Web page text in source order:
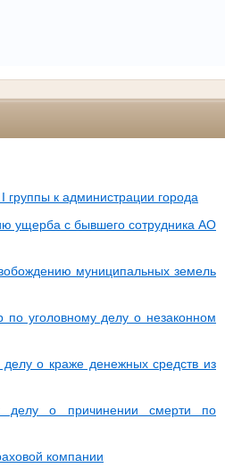
группы к администрации города
ущерба с бывшего сотрудника АО
муниципальных земель
по уголовному делу о незаконном
о краже денежных средств из
делу о причинении смерти по
компании